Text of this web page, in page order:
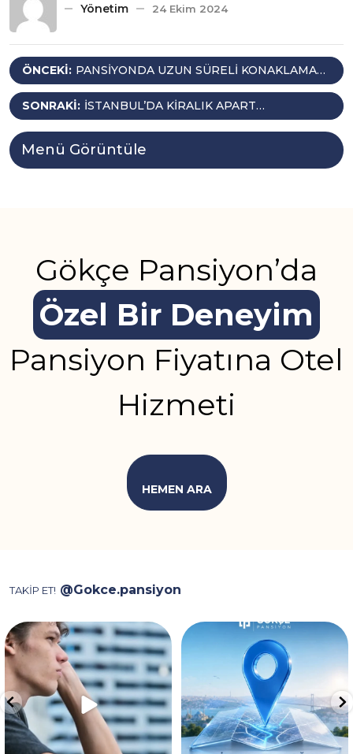
Yönetim 24 Ekim 2024
Yazı
gezinmesi
ÖNCEKI: PANSIYONDA UZUN SÜRELI KONAKLAMA
YAPILABILIR MI?
SONRAKI: İSTANBUL’DA KIRALIK APART
ARAYANLARA PRATIK ÇÖZÜMLER
Menü Görüntüle
Gökçe Pansiyon’da
Özel Bir Deneyim
Pansiyon Fiyatına Otel
Hizmeti
HEMEN ARA
TAKİP ET! @Gokce.pansiyon
Video, ev kiralarken karşılaşılan
depozito, aidat...
İstanbul’da konaklama için
doğru noktadasınız! 📍✨